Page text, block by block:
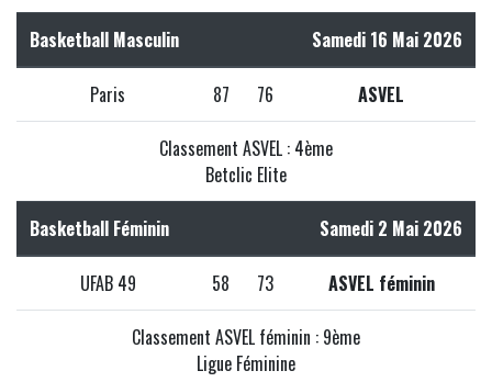
Basketball Masculin Samedi 16 Mai 2026
Paris 87 76 ASVEL
Classement ASVEL : 4ème
Betclic Elite
Basketball Féminin Samedi 2 Mai 2026
UFAB 49 58 73 ASVEL féminin
Classement ASVEL féminin : 9ème
Ligue Féminine